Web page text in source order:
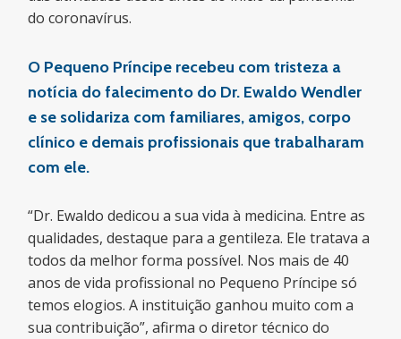
do coronavírus.
O Pequeno Príncipe recebeu com tristeza a
notícia do falecimento do Dr. Ewaldo Wendler
e se solidariza com familiares, amigos, corpo
clínico e demais profissionais que trabalharam
com ele.
“Dr. Ewaldo dedicou a sua vida à medicina. Entre as
qualidades, destaque para a gentileza. Ele tratava a
todos da melhor forma possível. Nos mais de 40
anos de vida profissional no Pequeno Príncipe só
temos elogios. A instituição ganhou muito com a
sua contribuição”, afirma o diretor técnico do